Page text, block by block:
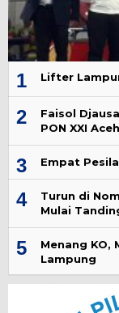
1 Lifter
2
Faisol
PON XXI
3 Empat
4
Turun di
Mulai
5
Menang KO,
Lampung